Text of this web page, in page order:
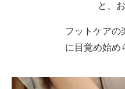
と、
フットケアの
に目覚め始め